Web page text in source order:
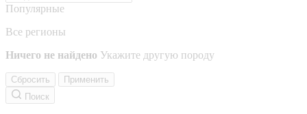
Популярные
Все регионы
Ничего не найдено Укажите другую породу
Сбросить
Применить
Поиск